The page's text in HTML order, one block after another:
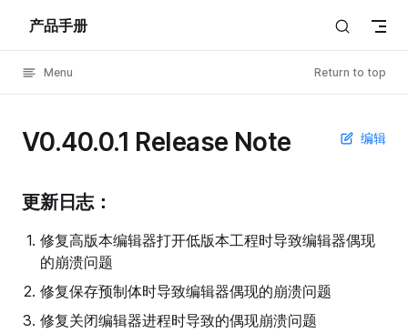
Skip to content
产品手册
Menu Return to top
编辑
V0.40.0.1 Release Note
更新日志：
修复高版本编辑器打开低版本工程时导致编辑器偶现
的崩溃问题
修复保存预制体时导致编辑器偶现的崩溃问题
修复关闭编辑器进程时导致的偶现崩溃问题